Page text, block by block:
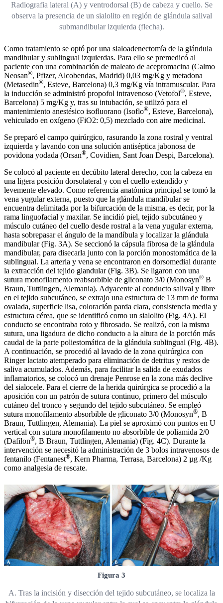
Radiografia lateral (A) y ventrodorsal (B) de cabeza y cuello. Se
observa la presencia de un sialolito en región de glándula salival
submandibular izquierda (flecha).
Como tratamiento se optó por una sialoadenectomía de la glándula
mandibular y sublingual izquierdas. Para ello se premedicó al
paciente con una combinación de maleato de acepromacina (Calmo
Neosan®, Pfizer, Alcobendas, Madrid) 0,03 mg/Kg y metadona
(Metasedin®, Esteve, Barcelona) 0,3 mg/Kg vía intramuscular. Para
la inducción se administró propofol intravenoso (Vetofol®, Esteve,
Barcelona) 5 mg/Kg y, tras su intubación, se utilizó para el
mantenimiento anestésico isofluorano (Isoflo®, Esteve, Barcelona),
vehiculado en oxígeno (FiO2: 0,5) mezclado con aire medicinal.
Se preparó el campo quirúrgico, rasurando la zona rostral y ventral
izquierda y lavando con una solución antiséptica jabonosa de
povidona yodada (Orsan®, Covidien, Sant Joan Despi, Barcelona).
Se colocó al paciente en decúbito lateral derecho, con la cabeza en
una ligera posición dorsolateral y con el cuello extendido y
levemente elevado. Como referencia anatómica principal se tomó la
vena yugular externa, puesto que la glándula mandibular se
encuentra delimitada por la bifurcación de la misma, es decir, por la
rama linguofacial y maxilar. Se incidió piel, tejido subcutáneo y
músculo cutáneo del cuello desde rostral a la vena yugular externa,
hasta sobrepasar el ángulo de la mandíbula y localizar la glándula
mandibular (Fig. 3A). Se seccionó la cápsula fibrosa de la glándula
mandibular, para disecarla junto con la porción monostomática de la
sublingual. La arteria y vena se encontraron en dorsomedial durante
la extracción del tejido glandular (Fig. 3B). Se ligaron con una
sutura monofilamento reabsorbible de gliconato 3/0 (Monosyn® B
Braun, Tuttlingen, Alemania). Adyacente al conducto salival y libre
en el tejido subcutáneo, se extrajo una estructura de 13 mm de forma
ovalada, superficie lisa, coloración parda clara, consistencia media y
estructura cérea, que se identificó como un sialolito (Fig. 4A). El
conducto se encontraba roto y fibrosado. Se realizó, con la misma
sutura, una ligadura de dicho conducto a la altura de la porción más
caudal de la parte poliestomática de la glándula sublingual (Fig. 4B).
A continuación, se procedió al lavado de la zona quirúrgica con
Ringer lactato atemperado para eliminación de detritus y restos de
saliva acumulados. Además, para facilitar la salida de exudados
inflamatorios, se colocó un drenaje Penrose en la zona más declive
del sialocele. Para el cierre de la herida quirúrgica se procedió a la
aposición con un patrón de sutura continuo, primero del músculo
cutáneo del tronco y segundo del tejido subcutáneo. Se empleó
sutura monofilamento absorbible de gliconato 3/0 (Monosyn®, B
Braun, Tuttlingen, Alemania). La piel se aproximó con puntos en U
vertical con sutura monofilamento no absorbible de poliamida 2/0
(Dafilon®, B Braun, Tuttlingen, Alemania) (Fig. 4C). Durante la
intervención se necesitó la administración de 3 bolos intravenosos de
fentanilo (Fentanest®, Kern Pharma, Terrasa, Barcelona) 2 µg /Kg
como analgesia de rescate.
Figura 3
A. Tras la incisión y disección del tejido subcutáneo, se localiza la